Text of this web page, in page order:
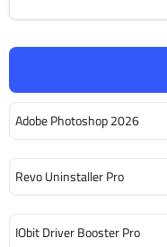
Adobe Photoshop 2026
Revo Uninstaller Pro
IObit Driver Booster Pro